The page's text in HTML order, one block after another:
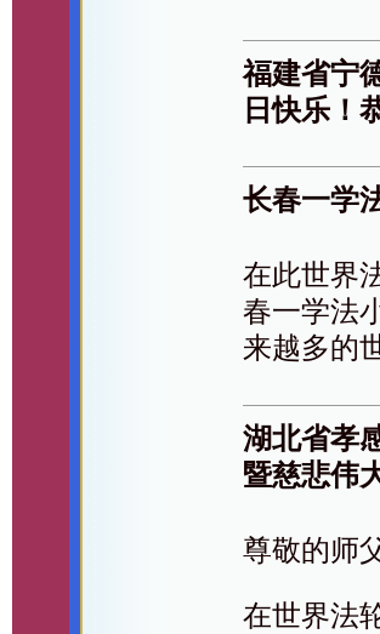
福建省宁
日快乐！
长春一学
在此世界
春一学法
来越多的
湖北省孝
暨慈悲伟
尊敬的师
在世界法